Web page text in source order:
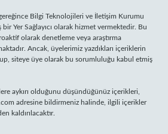
Bilgi Teknolojileri ve İletişim Kurumu
bir Yer Sağlayıcı olarak hizmet vermektedir. Bu
olarak denetleme veya araştırma
Ancak, üyelerimiz yazdıkları içeriklerin
siteye üye olarak bu sorumluluğu kabul etmiş
aykırı olduğunu düşündüğünüz içerikleri,
adresine bildirmeniz halinde, ilgili içerikler
kaldırılacaktır.